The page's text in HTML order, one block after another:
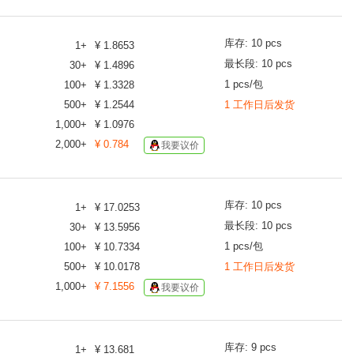
1+ ¥ 1.8653
30+ ¥ 1.4896
100+ ¥ 1.3328
500+ ¥ 1.2544
1,000+ ¥ 1.0976
2,000+ ¥ 0.784 我要议价
库存: 10 pcs
最长段: 10 pcs
1 pcs/包
1 工作日后发货
1+ ¥ 17.0253
30+ ¥ 13.5956
100+ ¥ 10.7334
500+ ¥ 10.0178
1,000+ ¥ 7.1556 我要议价
库存: 10 pcs
最长段: 10 pcs
1 pcs/包
1 工作日后发货
1+ ¥ 13.681
库存: 9 pcs